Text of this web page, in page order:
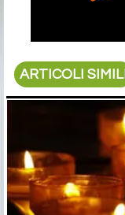
ARTICOLI SIMILI